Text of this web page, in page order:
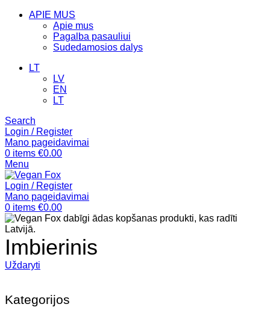
APIE MUS
Apie mus
Pagalba pasauliui
Sudedamosios dalys
LT
LV
EN
LT
Search
Login / Register
Mano pageidavimai
0 items €0.00
Menu
Login / Register
Mano pageidavimai
0 items €0.00
Imbierinis
Uždaryti
Kategorijos